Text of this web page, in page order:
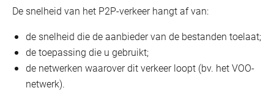
Voor
De snelheid van het P2P-verkeer hangt af van:
de snelheid die de aanbieder van de bestanden toelaat;
de toepassing die u gebruikt;
de netwerken waarover dit verkeer loopt (bv. het VOO-
netwerk).